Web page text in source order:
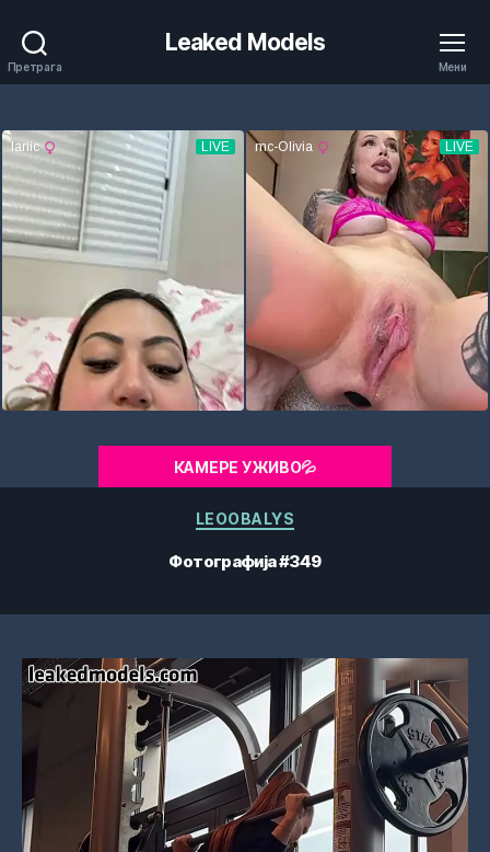
Претрага
Leaked Models
Мени
КАМЕРЕ УЖИВО💦
Категорије
LEOOBALYS
Фотографија #349